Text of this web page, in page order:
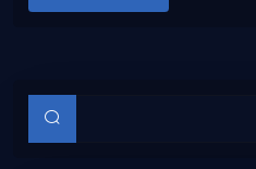
บทความย่อย